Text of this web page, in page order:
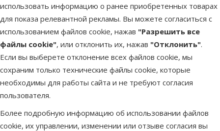
использовать информацию о ранее приобретенных товарах
для показа релевантной рекламы. Вы можете согласиться с
использованием файлов cookie, нажав "Разрешить все
файлы cookie", или отклонить их, нажав "Отклонить".
Если вы выберете отклонение всех файлов cookie, мы
сохраним только технические файлы cookie, которые
необходимы для работы сайта и не требуют согласия
пользователя.
Более подробную информацию об использовании файлов
cookie, их управлении, изменении или отзыве согласия вы
DPD Pickup tīkls
OMNIVA пакоматы во вторник